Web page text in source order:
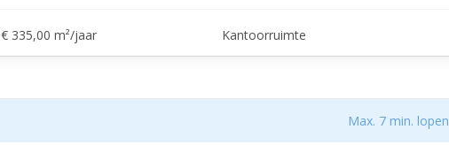
€ 335,00 m²/jaar Kantoorruimte
Max. 7 min. lopen